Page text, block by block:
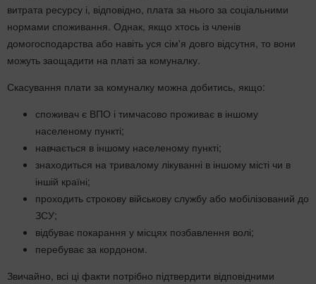
витрата ресурсу і, відповідно, плата за нього за соціальними
нормами споживання. Однак, якщо хтось із членів
домогосподарства або навіть уся сім'я довго відсутня, то вони
можуть заощадити на платі за комуналку.
Скасування плати за комуналку можна добитись, якщо:
споживач є ВПО і тимчасово проживає в іншому
населеному пункті;
навчається в іншому населеному пункті;
знаходиться на тривалому лікуванні в іншому місті чи в
іншій країні;
проходить строкову військову службу або мобілізований до
ЗСУ;
відбуває покарання у місцях позбавлення волі;
перебуває за кордоном.
Звичайно, всі ці факти потрібно підтвердити відповідними